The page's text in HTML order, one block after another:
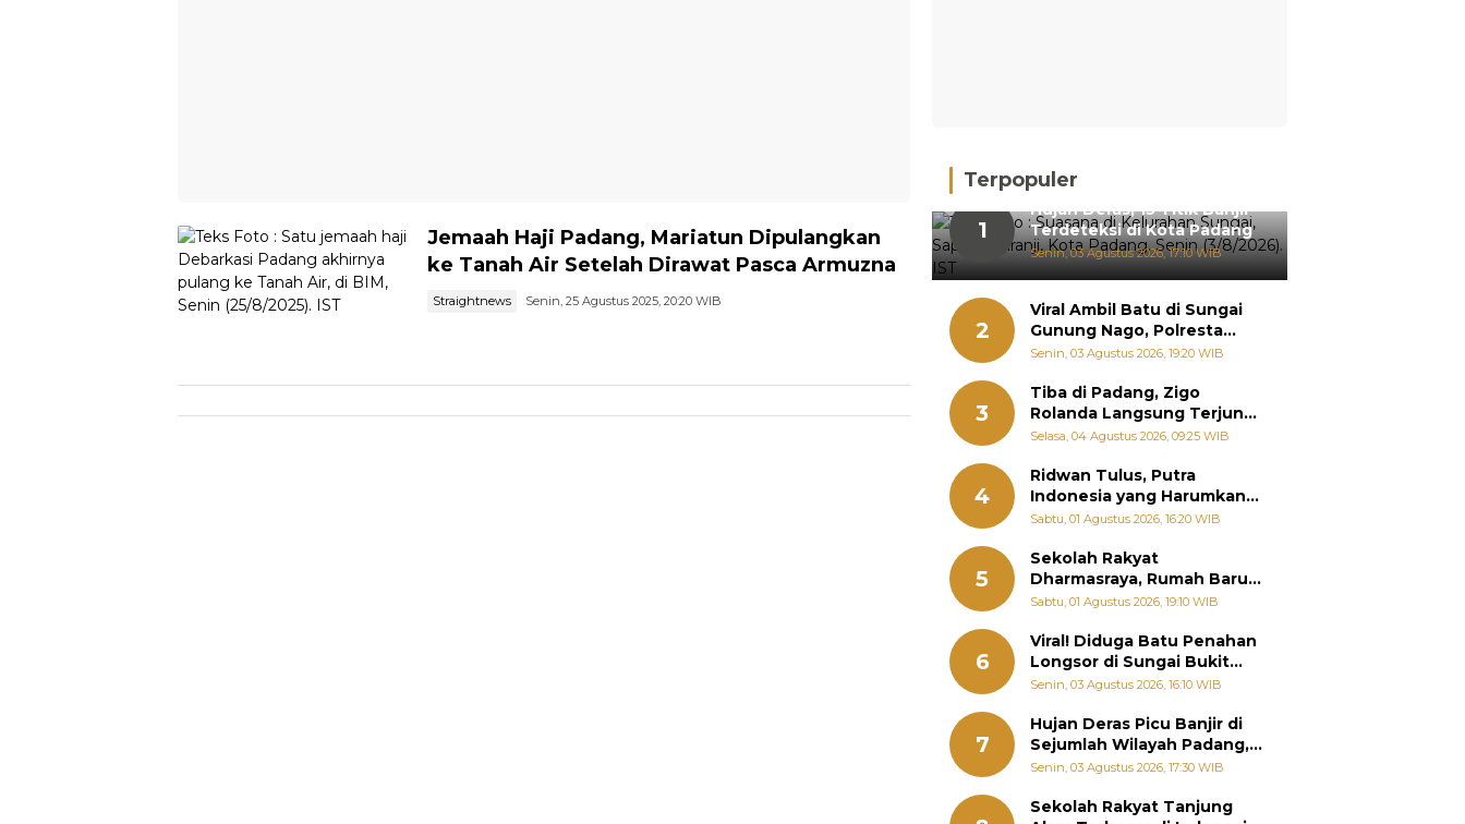
Jemaah Haji Padang, Mariatun Dipulangkan
ke Tanah Air Setelah Dirawat Pasca Armuzna
Straightnews Senin, 25 Agustus 2025, 20:20 WIB
Terpopuler
1
Hujan Deras, 15 Titik Banjir
Terdeteksi di Kota Padang
Senin, 03 Agustus 2026, 17:10 WIB
2
Viral Ambil Batu di Sungai
Gunung Nago, Polresta
Padang Ungkap Fakta
Senin, 03 Agustus 2026, 19:20 WIB
3
Tiba di Padang, Zigo
Rolanda Langsung Terjun
Bantu Warga Terdampak
Selasa, 04 Agustus 2026, 09:25 WIB
4
Ridwan Tulus, Putra
Indonesia yang Harumkan
Nama Bangsa hingga
Jepang
Sabtu, 01 Agustus 2026, 16:20 WIB
5
Sekolah Rakyat
Dharmasraya, Rumah Baru
268 Anak Menggapai Mimpi
Kemiskinan
Sabtu, 01 Agustus 2026, 19:10 WIB
6
Viral! Diduga Batu Penahan
Longsor di Sungai Bukit
Nago Padang Diambil, Warga
Senin, 03 Agustus 2026, 16:10 WIB
7
Hujan Deras Picu Banjir di
Sejumlah Wilayah Padang,
Fadly Amran Perintahkan
Senin, 03 Agustus 2026, 17:30 WIB
Sekolah Rakyat Tanjung